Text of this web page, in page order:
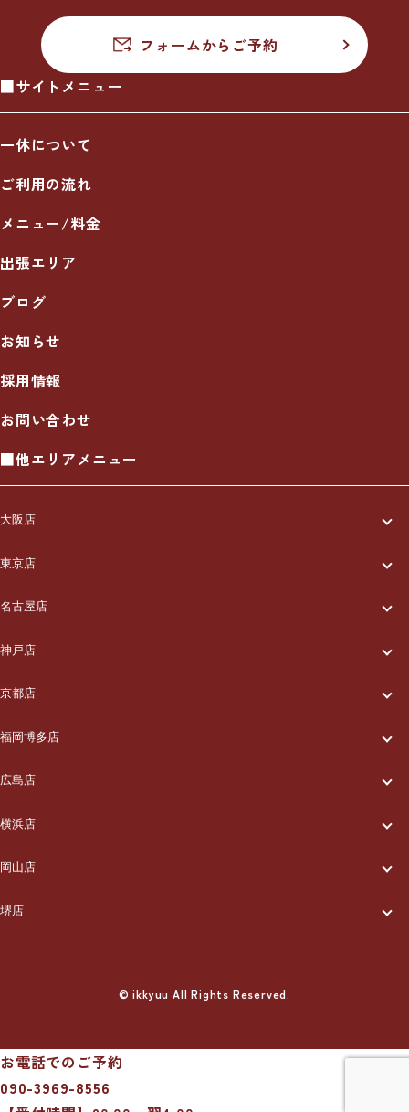
フォームからご予約
■サイトメニュー
一休について
ご利用の流れ
メニュー/料金
出張エリア
ブログ
お知らせ
採用情報
お問い合わせ
■他エリアメニュー
大阪店
一休について
ご利用の流れ
メニュー/料金
出張エリア
ブログ
お知らせ
採用情報
お問い合わせ
東京店
一休について
ご利用の流れ
メニュー/料金
出張エリア
ブログ
お知らせ
採用情報
お問い合わせ
名古屋店
一休について
ご利用の流れ
メニュー/料金
出張エリア
ブログ
お知らせ
採用情報
神戸店
一休について
ご利用の流れ
メニュー/料金
出張エリア
ブログ
お知らせ
京都店
一休について
ご利用の流れ
メニュー/料金
出張エリア
ブログ
お問い合わせ
福岡博多店
一休について
ご利用の流れ
メニュー/料金
出張エリア
採用情報
お問い合わせ
広島店
一休について
ご利用の流れ
メニュー/料金
採用情報
横浜店
一休について
ご利用の流れ
お知らせ
岡山店
一休について
ブログ
堺店
出張エリア
© ikkyuu All Rights Reserved.
お電話でのご予約
090-3969-8556